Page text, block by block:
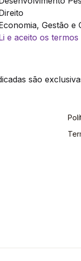
Gestão e
e aceito os
são